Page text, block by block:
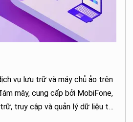
vụ lưu trữ và máy chủ ảo trên
mây, cung cấp bởi MobiFone,
truy cập và quản lý dữ liệu từ